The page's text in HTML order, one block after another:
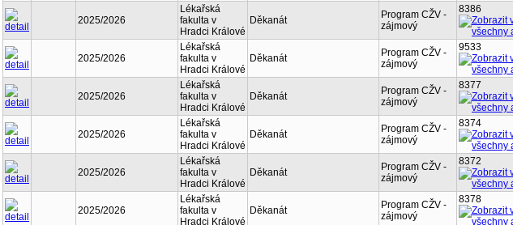
2025/2026
Lékařská
fakulta v
Hradci Králové
Děkanát
Program CŽV -
zájmový
8386
2025/2026
Lékařská
fakulta v
Hradci Králové
Děkanát
Program CŽV -
zájmový
9533
2025/2026
Lékařská
fakulta v
Hradci Králové
Děkanát
Program CŽV -
zájmový
8377
2025/2026
Lékařská
fakulta v
Hradci Králové
Děkanát
Program CŽV -
zájmový
8374
2025/2026
Lékařská
fakulta v
Hradci Králové
Děkanát
Program CŽV -
zájmový
8372
2025/2026
Lékařská
fakulta v
Hradci Králové
Děkanát
Program CŽV -
zájmový
8378